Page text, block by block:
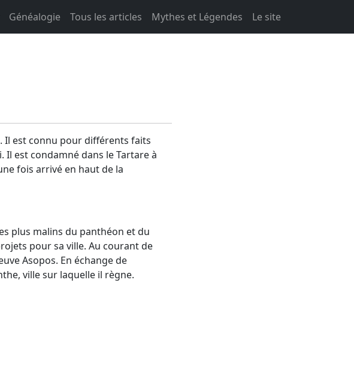
Généalogie Tous les articles Mythes et Légendes Le site
Il est connu pour différents faits
Il est condamné dans le Tartare à
fois arrivé en haut de la
plus malins du panthéon et du
pour sa ville. Au courant de
Asopos. En échange de
ville sur laquelle il règne.